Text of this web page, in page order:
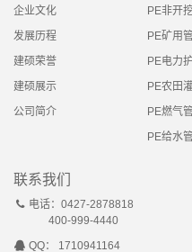
企业文化
发展历程
建硕荣誉
建硕展示
公司简介
PE非开
PE矿用
PE电力
PE农田
PE燃气
PE给水
联系我们
电话：0427-2878818
400-999-4440
QQ： 1710941164